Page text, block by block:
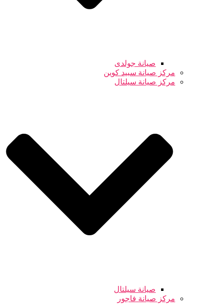
صيانة جولدى
مركز صيانة سبيد كوين
مركز صيانة سيلتال
صيانة سيلتال
مركز صيانة فاجور